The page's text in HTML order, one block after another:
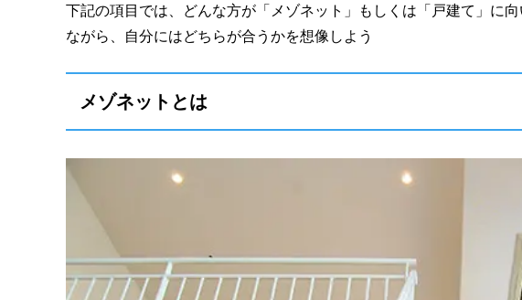
下記の項目では、どんな方が「メゾネット」もしくは「戸建て」に
ながら、自分にはどちらが合うかを想像しよう
メゾネットとは